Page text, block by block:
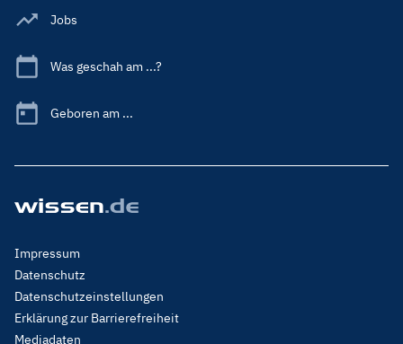
Jobs
Was geschah am ...?
Geboren am ...
Footer
Menu
Legal
Impressum
Datenschutz
Datenschutzeinstellungen
Erklärung zur Barrierefreiheit
Mediadaten